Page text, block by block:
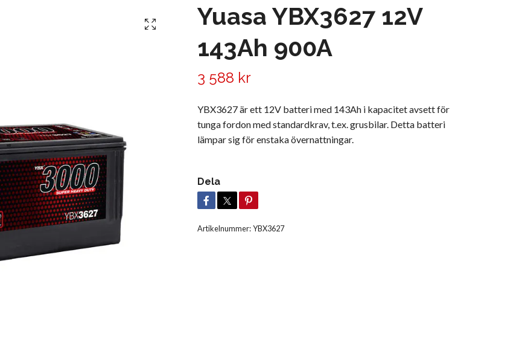
Yuasa YBX3627 12V
143Ah 900A
3 588 kr
YBX3627 är ett 12V batteri med 143Ah i kapacitet avsett för
tunga fordon med standardkrav, t.ex. grusbilar. Detta batteri
lämpar sig för enstaka övernattningar.
Dela
Artikelnummer:YBX3627